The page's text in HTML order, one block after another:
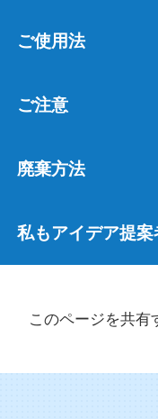
ご使用法
ご注意
廃棄方法
私もアイデア提案
このページを共有